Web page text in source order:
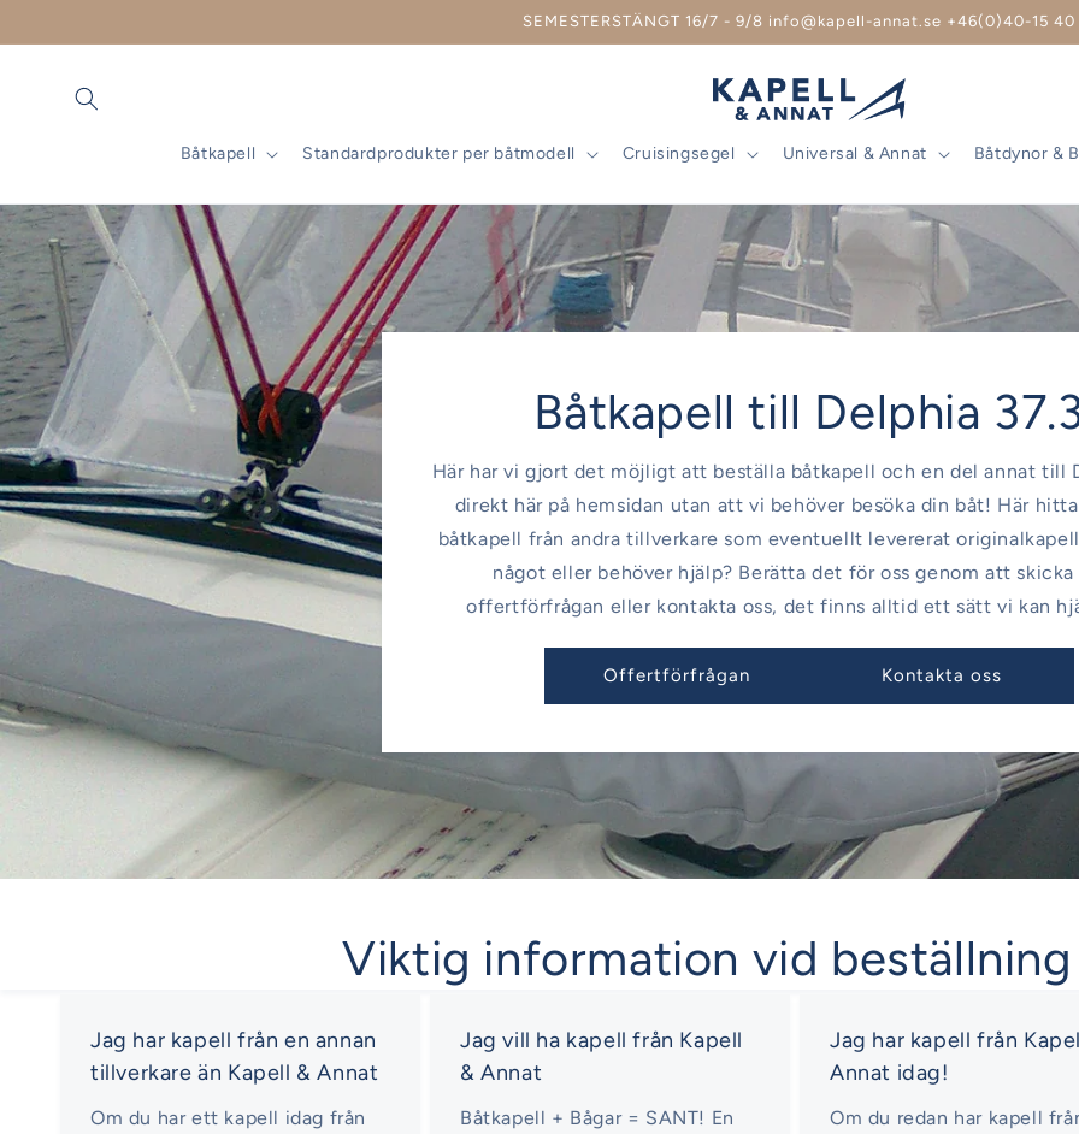
SEMESTERSTÄNGT 16/7 - 9/8 info@kapell-annat.se +46(0)40-15 40
Båtkapell Standardprodukter per båtmodell Cruisingsegel Universal & Annat Båtdynor &
Båtkapell till Delphia
Här har vi gjort det möjligt att beställa båtkapell och en del annat till
direkt här på hemsidan utan att vi behöver besöka din båt! Här
båtkapell från andra tillverkare som eventuellt levererat
något eller behöver hjälp? Berätta det för oss genom att skicka
offertförfrågan eller kontakta oss, det finns alltid ett sätt vi kan
Offertförfrågan Kontakta oss
Viktig information vid beställning
Jag har kapell från en annan
tillverkare än Kapell & Annat
Om du har ett kapell idag från
Jag vill ha kapell från Kapell
& Annat
Båtkapell + Bågar = SANT! En
Jag har kapell från
Annat idag!
Om du redan har kapell